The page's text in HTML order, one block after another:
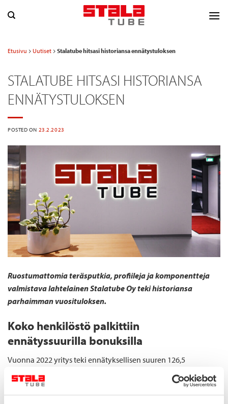
Etusivu Uutiset Stalatube hitsasi historiansa ennätystuloksen
STALATUBE HITSASI HISTORIANSA
ENNÄTYSTULOKSEN
POSTED ON 23.2.2023
Ruostumattomia teräsputkia, profiileja ja komponentteja
valmistava lahtelainen Stalatube Oy teki historiansa
parhaimman vuosituloksen.
Koko henkilöstö palkittiin
ennätyssuurilla bonuksilla
Vuonna 2022 yritys teki ennätyksellisen suuren 126,5
miljoonan euron liikevaihdon, joka oli 42 % yli edellisen
vuoden tason. Stalatube saavutti myös ennätyssuuren 21,3
miljoonan euron liikevoiton. Menestyksekkäästä